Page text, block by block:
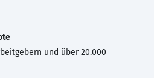
und über 20.000